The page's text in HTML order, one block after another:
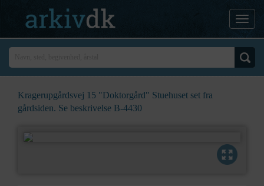
Kragerupgårdsvej 15 "Doktorgård" Stuehuset set fra
gårdsiden. Se beskrivelse B-4430